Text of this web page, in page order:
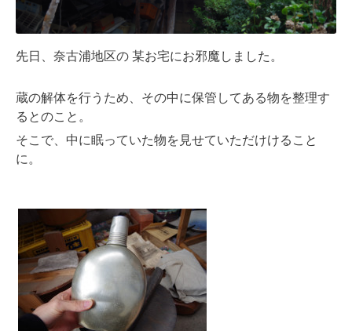
先日、奈古浦地区の 某お宅にお邪魔しました。
蔵の解体を行うため、その中に保管してある物を整理す
るとのこと。
そこで、中に眠っていた物を見せていただけけること
に。